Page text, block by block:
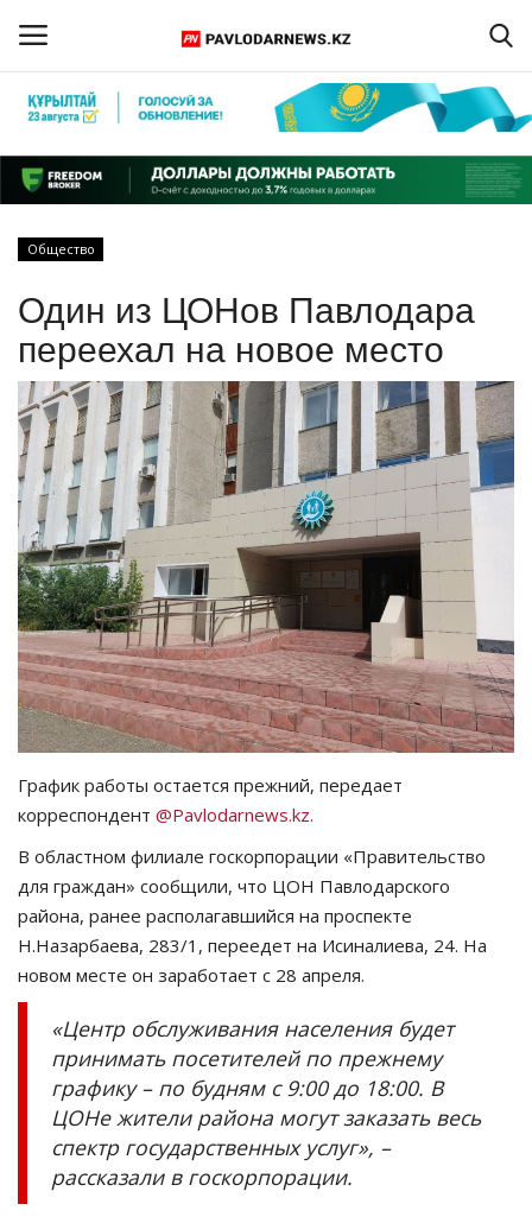
Регистрация
Главная
ПАВЛОДАРСКАЯ ОБЛАСТЬ
КАЗАХСТАН
МИР
СПЕЦПРОЕКТЫ
СПОРТ
Чек-лист
РАЗВЛЕЧЕНИЯ
OFFICIAL
Курултай
Язык
Қазақша Русский
Общество
Один из ЦОНов Павлодара
переехал на новое место
График работы остается прежний, передает
корреспондент @Pavlodarnews.kz.
В областном филиале госкорпорации «Правительство
для граждан» сообщили, что ЦОН Павлодарского
района, ранее располагавшийся на проспекте
Н.Назарбаева, 283/1, переедет на Исиналиева, 24. На
новом месте он заработает с 28 апреля.
«Центр обслуживания населения будет
принимать посетителей по прежнему
графику – по будням с 9:00 до 18:00. В
ЦОНе жители района могут заказать весь
спектр государственных услуг», –
рассказали в госкорпорации.